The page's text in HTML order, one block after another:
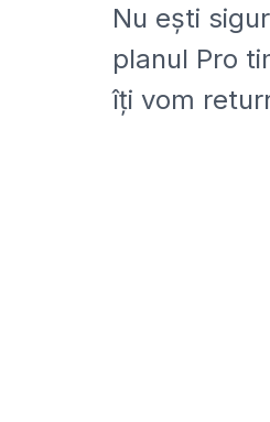
Nu ești
planul Pro
îți vom